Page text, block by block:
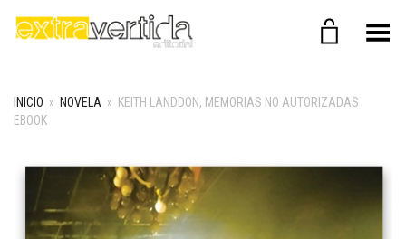
Menú
INICIO » NOVELA » KEITH LANDDON, MEMORIAS NO AUTORIZADAS
EBOOK